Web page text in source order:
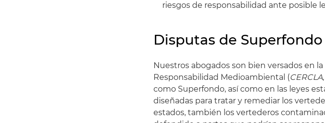
riesgos de responsabilidad ante posible
Disputas de
Nuestros abogados son bien versados en
Responsabilidad Medioambiental (CERCLA
como Superfondo, así como en las leyes
diseñadas para tratar y remediar los
estados, también los vertederos